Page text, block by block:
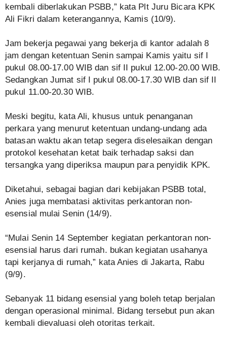
kembali diberlakukan PSBB,” kata Plt Juru Bicara KPK
Ali Fikri dalam keterangannya, Kamis (10/9).
Jam bekerja pegawai yang bekerja di kantor adalah 8
jam dengan ketentuan Senin sampai Kamis yaitu sif I
pukul 08.00-17.00 WIB dan sif II pukul 12.00-20.00 WIB.
Sedangkan Jumat sif I pukul 08.00-17.30 WIB dan sif II
pukul 11.00-20.30 WIB.
Meski begitu, kata Ali, khusus untuk penanganan
perkara yang menurut ketentuan undang-undang ada
batasan waktu akan tetap segera diselesaikan dengan
protokol kesehatan ketat baik terhadap saksi dan
tersangka yang diperiksa maupun para penyidik KPK.
Diketahui, sebagai bagian dari kebijakan PSBB total,
Anies juga membatasi aktivitas perkantoran non-
esensial mulai Senin (14/9).
“Mulai Senin 14 September kegiatan perkantoran non-
esensial harus dari rumah. bukan kegiatan usahanya
tapi kerjanya di rumah,” kata Anies di Jakarta, Rabu
(9/9).
Sebanyak 11 bidang esensial yang boleh tetap berjalan
dengan operasional minimal. Bidang tersebut pun akan
kembali dievaluasi oleh otoritas terkait.